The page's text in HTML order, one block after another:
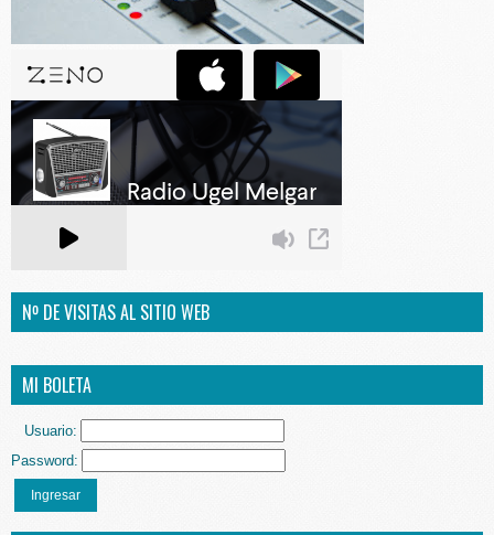
Nº DE VISITAS AL SITIO WEB
MI BOLETA
Usuario:
Password:
Ingresar